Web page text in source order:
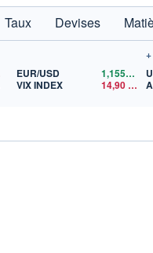
Taux Devises
$US
EUR/USD 1,1559$US
VIX INDEX
14,90